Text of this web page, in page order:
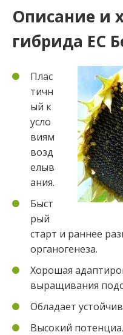
Описание и
гибрида ЕС
Плас
тичн
ый к
усло
виям
возд
елыв
ания.
Быст
рый
старт и раннее
органогенеза.
Хорошая
выращивания
Обладает
Высокий